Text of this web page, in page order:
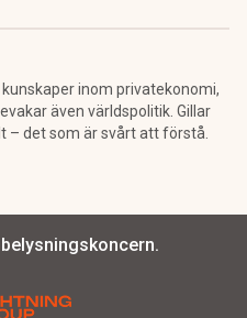
inom privatekonomi,
även världspolitik. Gillar
– det som är svårt att förstå.